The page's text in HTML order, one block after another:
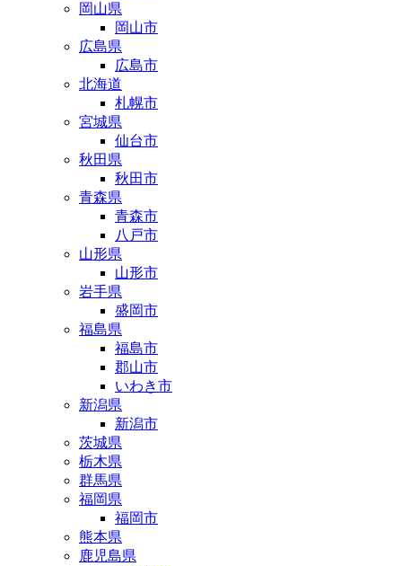
岡山県
岡山市
広島県
広島市
北海道
札幌市
宮城県
仙台市
秋田県
秋田市
青森県
青森市
八戸市
山形県
山形市
岩手県
盛岡市
福島県
福島市
郡山市
いわき市
新潟県
新潟市
茨城県
栃木県
群馬県
福岡県
福岡市
熊本県
鹿児島県